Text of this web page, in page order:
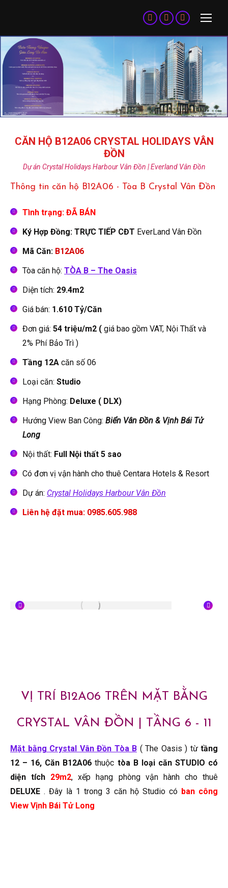
Facebook
page
opens
in
new
window
Twitter
page
opens
in
new
window
Dribbble
page
opens
in
new
window
CĂN HỘ B12A06 CRYSTAL HOLIDAYS VÂN
ĐỒN
Dự án Crystal Holidays Harbour Vân Đồn | Everland Vân Đồn
Thông tin căn hộ B12A06 - Tòa B Crystal Vân Đồn
Tình trạng: ĐÃ BÁN
Ký Hợp Đồng: TRỰC TIẾP CĐT EverLand Vân Đồn
Mã Căn: B12A06
Tòa căn hộ: TÒA B – The Oasis
Diện tích: 29.4m2
Giá bán: 1.610 Tỷ/Căn
Đơn giá: 54 triệu/m2 ( giá bao gồm VAT, Nội Thất và
2% Phí Bảo Trì )
Tầng 12A căn số 06
Loại căn: Studio
Hạng Phòng: Deluxe ( DLX)
Hướng View Ban Công: Biển Vân Đồn & Vịnh Bái Tử
Long
Nội thất: Full Nội thất 5 sao
Có đơn vị vận hành cho thuê Centara Hotels & Resort
Dự án: Crystal Holidays Harbour Vân Đồn
Liên hệ đặt mua: 0985.605.988
VỊ TRÍ B12A06 TRÊN MẶT BẰNG
CRYSTAL VÂN ĐỒN | TẦNG 6 - 11
Mặt bằng Crystal Vân Đồn Tòa B ( The Oasis ) từtầng
12 – 16, Căn B12A06thuộc tòa B loại căn STUDIO có
diện tích 29m2, xếp hạng phòng vận hành cho thuê
DELUXE . Đây là 1 trong 3 căn hộ Studio có ban công
View Vịnh Bái Tử Long